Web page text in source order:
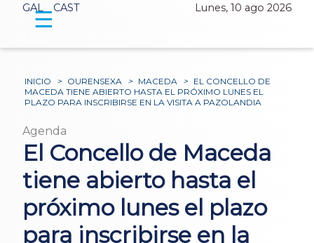
GAL CAST Lunes, 10 ago 2026
☰
INICIO > OURENSEXA > MACEDA > EL CONCELLO DE
MACEDA TIENE ABIERTO HASTA EL PRÓXIMO LUNES EL
PLAZO PARA INSCRIBIRSE EN LA VISITA A PAZOLANDIA
Agenda
El Concello de Maceda
tiene abierto hasta el
próximo lunes el plazo
para inscribirse en la